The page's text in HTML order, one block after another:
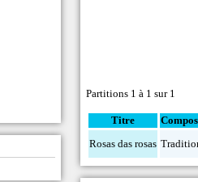
Partitions 1 à 1 sur 1
Titre
Rosas das rosas